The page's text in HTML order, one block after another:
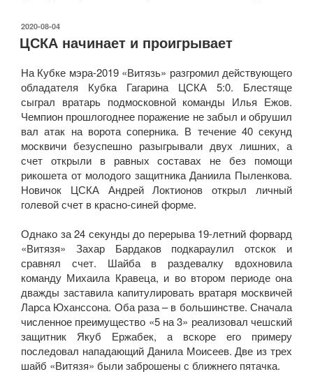
ОПУБЛИКОВАНО
2020-08-04
ЦСКА начинает и проигрывает
На Кубке мэра-2019 «Витязь» разгромил действующего
обладателя Кубка Гагарина ЦСКА 5:0. Блестяще
сыграл вратарь подмосковной команды Илья Ежов.
Чемпион прошлогоднее поражение не забыл и обрушил
вал атак на ворота соперника. В течение 40 секунд
москвичи безуспешно разыгрывали двух лишних, а
счет открыли в равных составах не без помощи
рикошета от молодого защитника Даниила Пыленкова.
Новичок ЦСКА Андрей Локтионов открыл личный
голевой счет в красно-синей форме.
Однако за 24 секунды до перерыва 19-летний форвард
«Витязя» Захар Бардаков подкараулил отскок и
сравнял счет. Шайба в раздевалку вдохновила
команду Михаила Кравеца, и во втором периоде она
дважды заставила капитулировать вратаря москвичей
Ларса Юханссона. Оба раза – в большинстве. Сначала
численное преимущество «5 на 3» реализовал чешский
защитник Якуб Ержабек, а вскоре его примеру
последовал нападающий Данила Моисеев. Две из трех
шайб «Витязя» были заброшены с ближнего пятачка.